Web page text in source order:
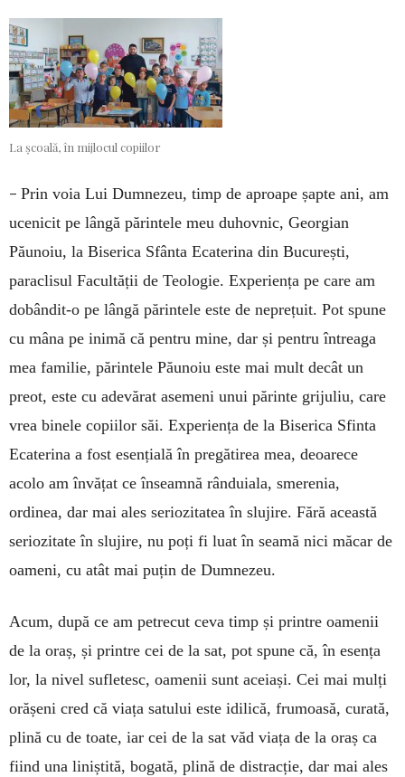
La școală, în mijlocul copiilor
– Prin voia Lui Dumnezeu, timp de aproape șapte ani, am
ucenicit pe lângă părintele meu duhovnic, Georgian
Păunoiu, la Biserica Sfânta Ecaterina din București,
paraclisul Facultății de Teologie. Experiența pe care am
dobândit-o pe lângă părintele este de neprețuit. Pot spune
cu mâna pe inimă că pentru mine, dar și pentru întreaga
mea familie, părintele Păunoiu este mai mult decât un
preot, este cu adevărat asemeni unui părinte grijuliu, care
vrea binele copiilor săi. Experiența de la Biserica Sfinta
Ecaterina a fost esențială în pregătirea mea, deoarece
acolo am învățat ce înseamnă rânduiala, smerenia,
ordinea, dar mai ales seriozitatea în slujire. Fără această
seriozitate în slujire, nu poți fi luat în seamă nici măcar de
oameni, cu atât mai puțin de Dumnezeu.
Acum, după ce am petrecut ceva timp și printre oamenii
de la oraș, și printre cei de la sat, pot spune că, în esența
lor, la nivel sufletesc, oamenii sunt aceiași. Cei mai mulți
orășeni cred că viața satului este idilică, frumoasă, curată,
plină cu de toate, iar cei de la sat văd viața de la oraș ca
fiind una liniștită, bogată, plină de distracție, dar mai ales